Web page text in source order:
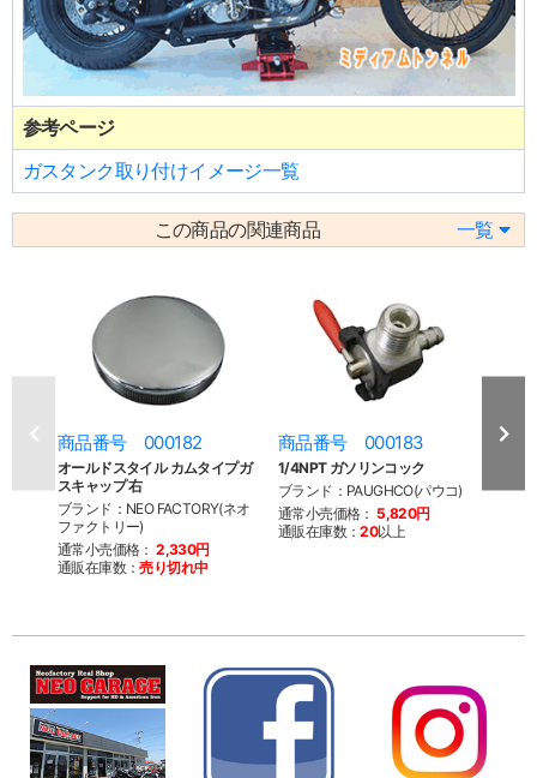
参考ページ
ガスタンク取り付けイメージ一覧
この商品の関連商品 一覧
商品番号 000182
オールドスタイル カムタイプガ
スキャップ 右
ブランド：NEO FACTORY(ネオ
ファクトリー)
通常小売価格： 2,330円
通販在庫数：売り切れ中
商品番号 000183
1/4NPT ガソリンコック
ブランド：PAUGHCO(パウコ)
通常小売価格： 5,820円
通販在庫数：20以上
商
ブラ